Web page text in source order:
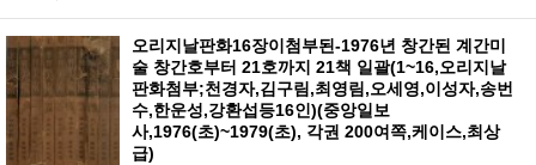
오리지날판화16장이첨부된-1976년 창간된 계간미
술 창간호부터 21호까지 21책 일괄(1~16,오리지날
판화첨부;천경자,김구림,최영림,오세영,이성자,송번
수,한운성,강환섭등16인)(중앙일보
사,1976(초)~1979(초), 각권 200여쪽,케이스,최상
급)